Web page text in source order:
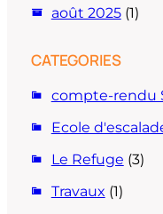
août 2025(1)
CATEGORIES
compte-rendu
Ecole
Le Refuge (3)
Travaux (1)